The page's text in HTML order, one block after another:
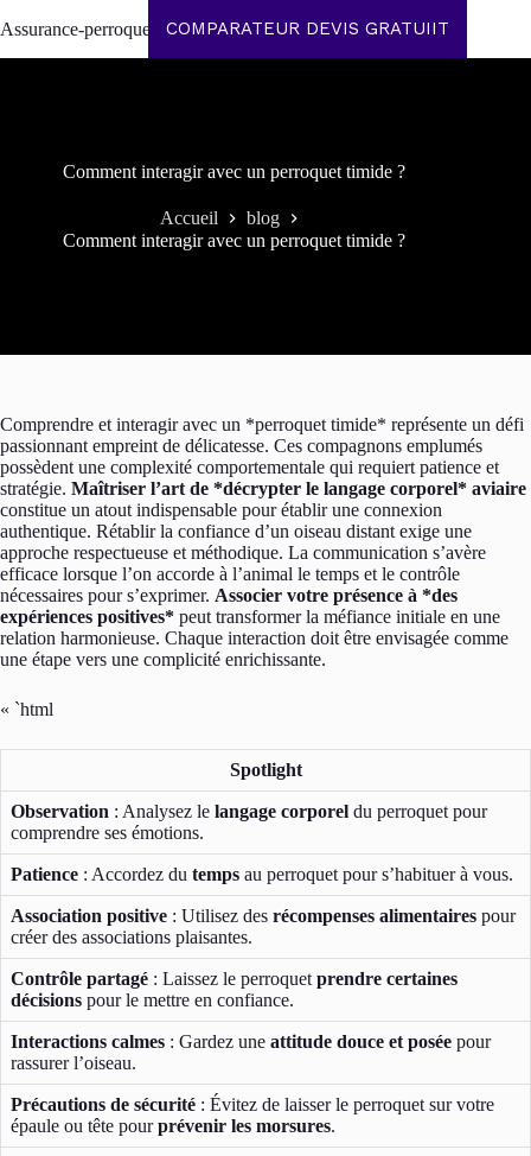
au
Assurance-perroquet COMPARATEUR DEVIS GRATUIIT
Comment interagir avec un perroquet timide ?
Accueil
blog
Comment interagir avec un perroquet timide ?
Comprendre et interagir avec un *perroquet timide* représente un défi
passionnant empreint de délicatesse. Ces compagnons emplumés
possèdent une complexité comportementale qui requiert patience et
stratégie. Maîtriser l’art de *décrypter le langage corporel* aviaire
constitue un atout indispensable pour établir une connexion
authentique. Rétablir la confiance d’un oiseau distant exige une
approche respectueuse et méthodique. La communication s’avère
efficace lorsque l’on accorde à l’animal le temps et le contrôle
nécessaires pour s’exprimer. Associer votre présence à *des
expériences positives* peut transformer la méfiance initiale en une
relation harmonieuse. Chaque interaction doit être envisagée comme
une étape vers une complicité enrichissante.
« `html
Spotlight
Observation : Analysez le langage corporel du perroquet pour
comprendre ses émotions.
Patience : Accordez du temps au perroquet pour s’habituer à vous.
Association positive : Utilisez des récompenses alimentaires pour
créer des associations plaisantes.
Contrôle partagé : Laissez le perroquet prendre certaines
décisions pour le mettre en confiance.
Interactions calmes : Gardez une attitude douce et posée pour
rassurer l’oiseau.
Précautions de sécurité : Évitez de laisser le perroquet sur votre
épaule ou tête pourprévenir les morsures.